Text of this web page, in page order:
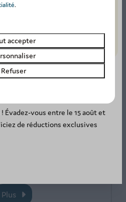
propose un programme
allant d'ateliers créat
Plus
20%! ☀️
Évadez-vous entre le 15 août et
de réductions exclusives
.
accepter
Refuser